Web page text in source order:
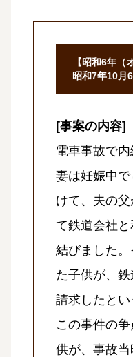
【昭和6年
昭和7年10月6
[事案の内容]
電車事故で内
妻は妊娠中
けて、夫の
て鉄道会社
結びました
た子供が、
請求したとい
この事件の
供が、事故